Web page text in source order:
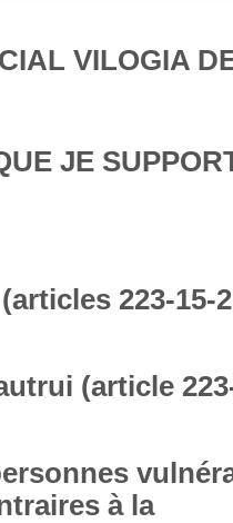
VILOGIA
JE
223-15-
(article
à la